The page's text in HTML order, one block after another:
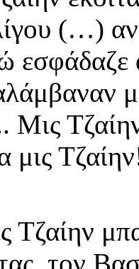
(…)
μις
Τζαίην
τον